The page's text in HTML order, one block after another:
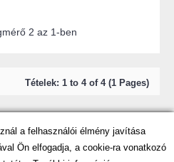
2 az 1-ben
Tételek: 1 to 4 of 4 (1 Pages)
a felhasználói élmény javítása
Ön elfogadja, a cookie-ra vonatkozó